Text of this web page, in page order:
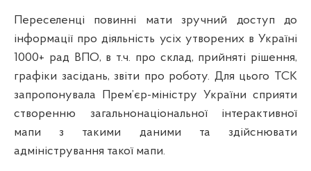
Переселенці повинні мати зручний доступ до
інформації про діяльність усіх утворених в Україні
1000+ рад ВПО, в т.ч. про склад, прийняті рішення,
графіки засідань, звіти про роботу. Для цього ТСК
запропонувала Прем’єр-міністру України сприяти
створенню загальнонаціональної інтерактивної
мапи з такими даними та здійснювати
адміністрування такої мапи.